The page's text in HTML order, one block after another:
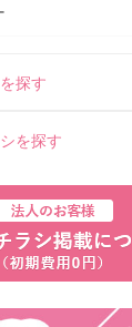
探す
を探す